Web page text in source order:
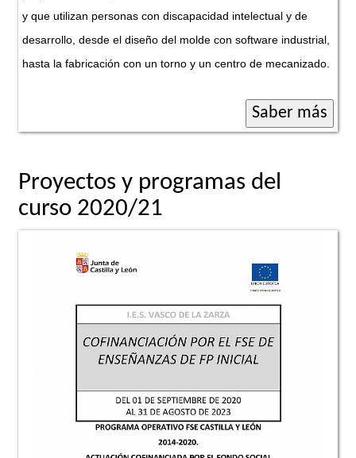
y que utilizan personas con discapacidad intelectual y de
desarrollo, desde el diseño del molde con software industrial,
hasta la fabricación con un torno y un centro de mecanizado.
Proyectos y programas del
curso 2020/21